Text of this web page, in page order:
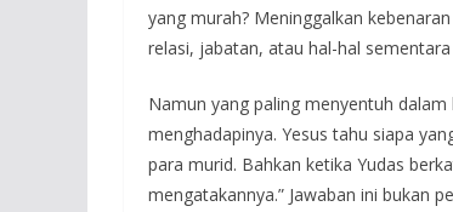
yang murah? Meninggalkan
relasi, jabatan, atau hal-hal sementara
Namun yang paling menyentuh
menghadapinya. Yesus tahu siapa
para murid. Bahkan ketika Yudas
mengatakannya.” Jawaban ini bukan